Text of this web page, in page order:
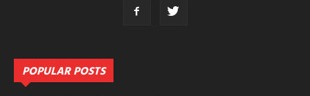
POPULAR POSTS